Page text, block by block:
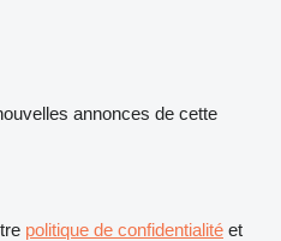
annonces de cette
politique de confidentialité et